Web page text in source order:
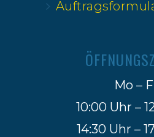
Mo –
10:00 Uhr –
14:30 Uhr –